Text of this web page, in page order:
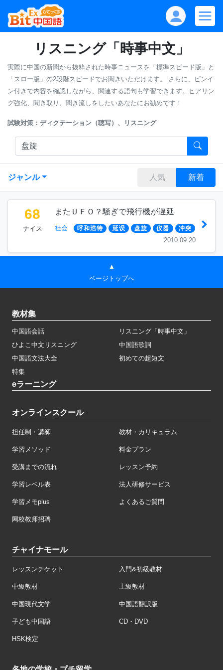
リスニング「時事中文」
実際に中国の新聞から抜粋された時事ニュースを「標準スピード版」と
「スロー版」の2段階スピードでお聞きいただけます。
さらに、ピンイ
ン付きで内容を確認しながら、関連する語句も学習できます。ヒアリン
グ強化、聞き取り、聞き流しをしたいあなたにお勧めです！
試験対策：ディクテーション（聴写）、リスニング
ジャンル 人気 新着
68
ナイス
またＵＦＯ？騒ぎで飛行機が遅延
社会 呼和浩特 延误 盘旋 仪器 冲突
2010.09.20
▲
ページトップへ
教材集
中国語会話
リスニング「時事中文」
ひよこ中文リスニング
中国語歌詞
中国語文法大全
初めての超短文
特集
eラーニング
オンラインスクール
担任制・講師 教材・カリキュラム
学習メソッド 料金プラン
受講までの流れ レッスン予約
学習レベル表 法人研修サービス
学習メモplus よくあるご質問
网校教师招聘
チャイナモール
レッスンチケット 入門&初級教材
中級教材 上級教材
中国現代文学 中国語翻訳版
子ども中国語 CD・DVD
HSK検定